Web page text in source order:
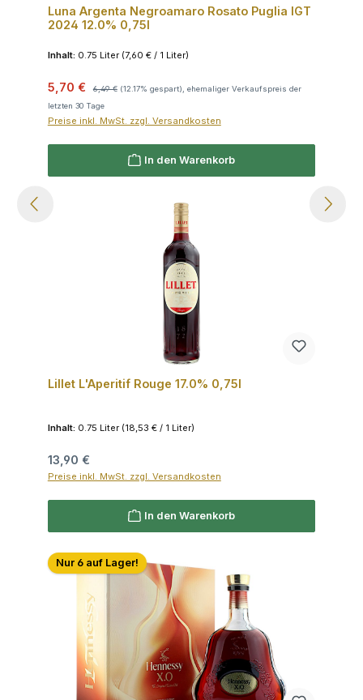
Luna Argenta Negroamaro Rosato Puglia IGT
2024 12.0% 0,75l
Inhalt: 0.75 Liter (7,60 € / 1 Liter)
Verkaufspreis:
5,70 € 6,49 € (12.17% gespart), ehemaliger Verkaufspreis der
letzten 30 Tage
Preise inkl. MwSt. zzgl. Versandkosten
In den Warenkorb
Lillet L'Aperitif Rouge 17.0% 0,75l
Inhalt: 0.75 Liter (18,53 € / 1 Liter)
Regulärer Preis:
13,90 €
Preise inkl. MwSt. zzgl. Versandkosten
In den Warenkorb
Nur 6 auf Lager!